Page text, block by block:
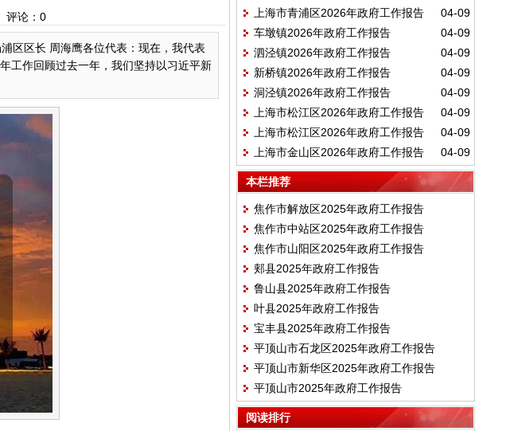
论： 0
区区长 周海鹰各位代表：现在，我代表
工作回顾过去一年，我们坚持以习近平新
04-09
上海市青浦区2026年政府工作报告
04-09
车墩镇2026年政府工作报告
04-09
泗泾镇2026年政府工作报告
04-09
新桥镇2026年政府工作报告
04-09
洞泾镇2026年政府工作报告
04-09
上海市松江区2026年政府工作报告
04-09
上海市松江区2026年政府工作报告
04-09
上海市金山区2026年政府工作报告
本栏推荐
焦作市解放区2025年政府工作报告
焦作市中站区2025年政府工作报告
焦作市山阳区2025年政府工作报告
郏县2025年政府工作报告
鲁山县2025年政府工作报告
叶县2025年政府工作报告
宝丰县2025年政府工作报告
平顶山市石龙区2025年政府工作报告
平顶山市新华区2025年政府工作报告
平顶山市2025年政府工作报告
阅读排行